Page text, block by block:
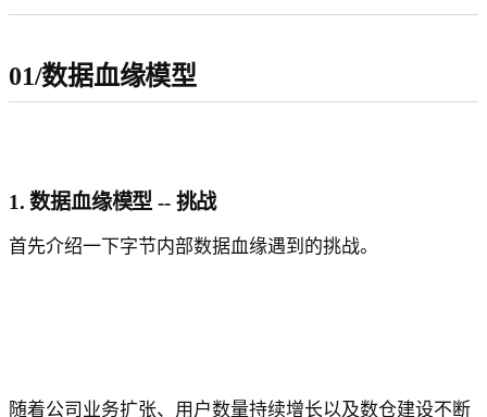
01/数据血缘模型
1. 数据血缘模型 -- 挑战
首先介绍一下字节内部数据血缘遇到的挑战。
随着公司业务扩张、用户数量持续增长以及数仓建设不断